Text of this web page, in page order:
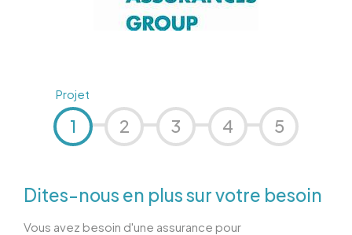
Projet
1 2 3 4 5
Dites-nous en plus sur votre besoin
Vous avez besoin d'une assurance pour